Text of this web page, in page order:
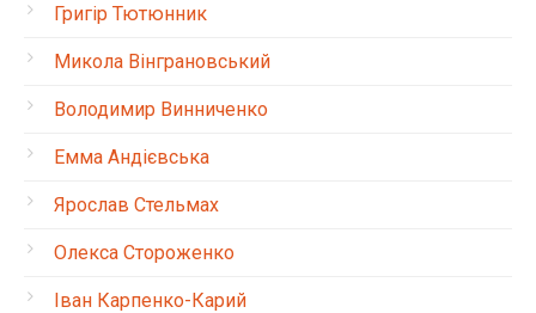
Григір Тютюнник
Микола Вінграновський
Володимир Винниченко
Емма Андієвська
Ярослав Стельмах
Олекса Стороженко
Іван Карпенко-Карий